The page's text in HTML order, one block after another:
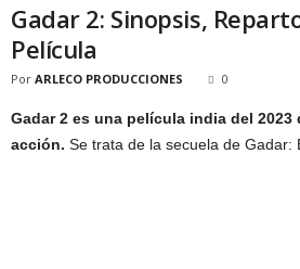
Gadar 2: Sinopsis,
Película
Por ARLECO PRODUCCIONES 0
Gadar 2 es una película india del 2023
acción. Se trata de la secuela de Gadar: